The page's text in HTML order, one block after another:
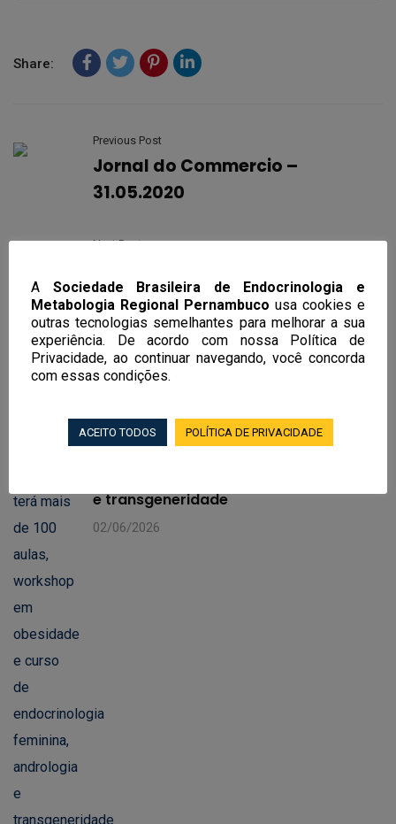
Share:
Previous Post
Jornal do Commercio –
31.05.2020
Next Post
Notícias Recentes
EndoRecife 2026 terá mais de 100
e transgeneridade
02/06/2026
A Sociedade Brasileira de Endocrinologia e
Metabologia Regional Pernambuco usa cookies e
outras tecnologias semelhantes para melhorar a sua
experiência. De acordo com nossa Política de
Privacidade, ao continuar navegando, você concorda
com essas condições.
ACEITO TODOS POLÍTICA DE PRIVACIDADE